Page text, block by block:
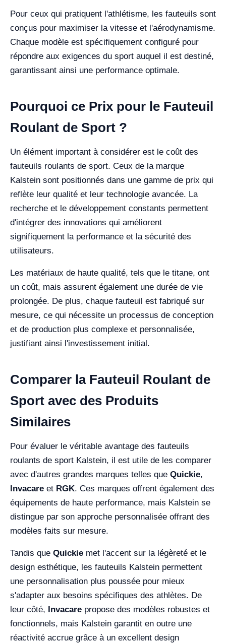
Pour ceux qui pratiquent l'athlétisme, les fauteuils sont
conçus pour maximiser la vitesse et l'aérodynamisme.
Chaque modèle est spécifiquement configuré pour
répondre aux exigences du sport auquel il est destiné,
garantissant ainsi une performance optimale.
Pourquoi ce Prix pour le Fauteuil
Roulant de Sport ?
Un élément important à considérer est le coût des
fauteuils roulants de sport. Ceux de la marque
Kalstein sont positionnés dans une gamme de prix qui
reflète leur qualité et leur technologie avancée. La
recherche et le développement constants permettent
d'intégrer des innovations qui améliorent
signifiquement la performance et la sécurité des
utilisateurs.
Les matériaux de haute qualité, tels que le titane, ont
un coût, mais assurent également une durée de vie
prolongée. De plus, chaque fauteuil est fabriqué sur
mesure, ce qui nécessite un processus de conception
et de production plus complexe et personnalisée,
justifiant ainsi l'investissement initial.
Comparer la Fauteuil Roulant de
Sport avec des Produits
Similaires
Pour évaluer le véritable avantage des fauteuils
roulants de sport Kalstein, il est utile de les comparer
avec d'autres grandes marques telles que Quickie,
Invacare et RGK. Ces marques offrent également des
équipements de haute performance, mais Kalstein se
distingue par son approche personnalisée offrant des
modèles faits sur mesure.
Tandis que Quickie met l'accent sur la légèreté et le
design esthétique, les fauteuils Kalstein permettent
une personnalisation plus poussée pour mieux
s'adapter aux besoins spécifiques des athlètes. De
leur côté, Invacare propose des modèles robustes et
fonctionnels, mais Kalstein garantit en outre une
réactivité accrue grâce à un excellent design